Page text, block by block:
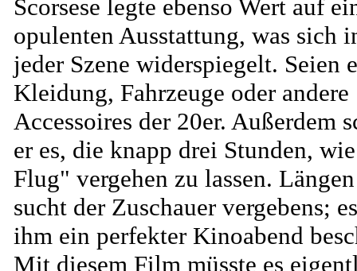
Scorsese legte ebenso Wert auf
opulenten Ausstattung, was sich
jeder Szene widerspiegelt. Seien
Kleidung, Fahrzeuge oder andere
Accessoires der 20er. Außerdem
er es, die knapp drei Stunden,
Flug" vergehen zu lassen. Längen
sucht der Zuschauer vergebens;
ihm ein perfekter Kinoabend
Mit diesem Film müsste es